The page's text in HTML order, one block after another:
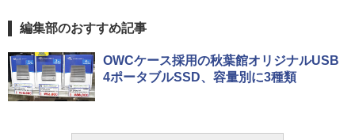
編集部のおすすめ記事
OWCケース採用の秋葉館オリジナルUSB
4ポータブルSSD、容量別に3種類